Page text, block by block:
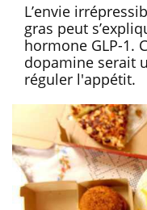
L’envie
gras peut
hormone GLP-1.
dopamine serait
réguler l'appétit.